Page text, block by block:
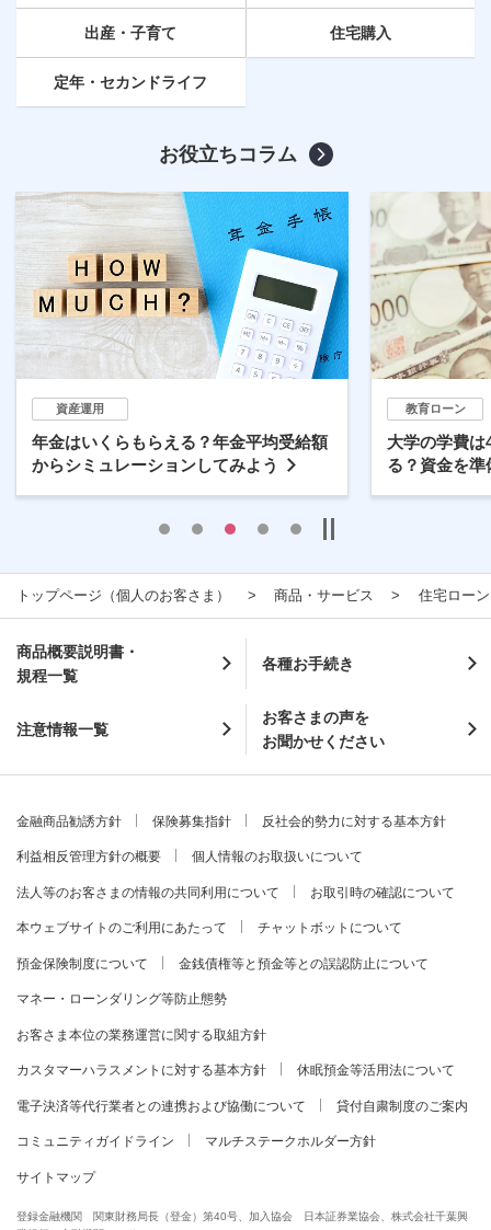
出産・子育て 住宅購入
定年 ・セカンドライフ
お役立ちコラム
資産運用
年金はいくらもらえる？年金平均受給額
からシミュレーションしてみよう
教育ローン
大学の学費
る？資金を
トップページ（個人のお客さま） 商品・サービス 住宅ローン
商品概要説明書・
規程一覧
各種お手続き
注意情報一覧
お客さまの声を
お聞かせください
金融商品勧誘方針 保険募集指針 反社会的勢力に対する基本方針
利益相反管理方針の概要 個人情報のお取扱いについて
法人等のお客さまの情報の共同利用について お取引時の確認について
本ウェブサイトのご利用にあたって チャットボットについて
預金保険制度について 金銭債権等と預金等との誤認防止について
マネー・ローンダリング等防止態勢
お客さま本位の業務運営に関する取組方針
カスタマーハラスメントに対する基本方針 休眠預金等活用法について
電子決済等代行業者との連携および協働について 貸付自粛制度のご案内
コミュニティガイドライン マルチステークホルダー方針
サイトマップ
登録金融機関 関東財務局長（登金）第40号、加入協会 日本証券業協会、株式会社千葉興